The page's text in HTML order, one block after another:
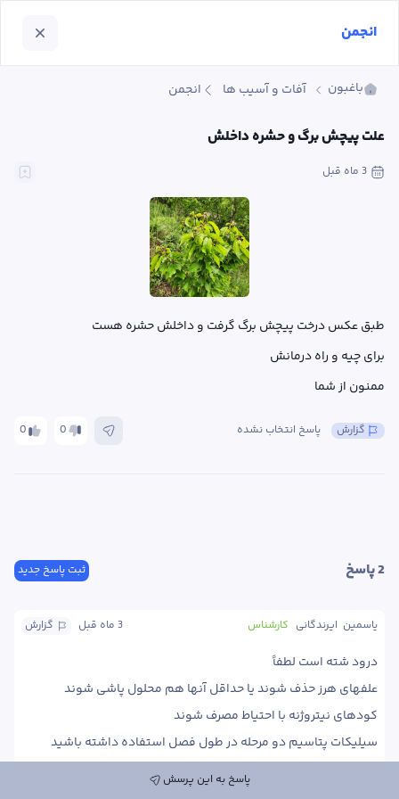
باغبون آفات و آسیب ها انجمن
علت پیچش برگ و حشره داخلش
3 ماه قبل
ممنون از شما
0 0 پاسخ انتخاب نشده گزارش
ثبت پاسخ جدید 2 پاسخ
گزارش 3 ماه قبل کارشناس یاسمین  ایرندگانی
پاسخ به این پرسش
انجمن